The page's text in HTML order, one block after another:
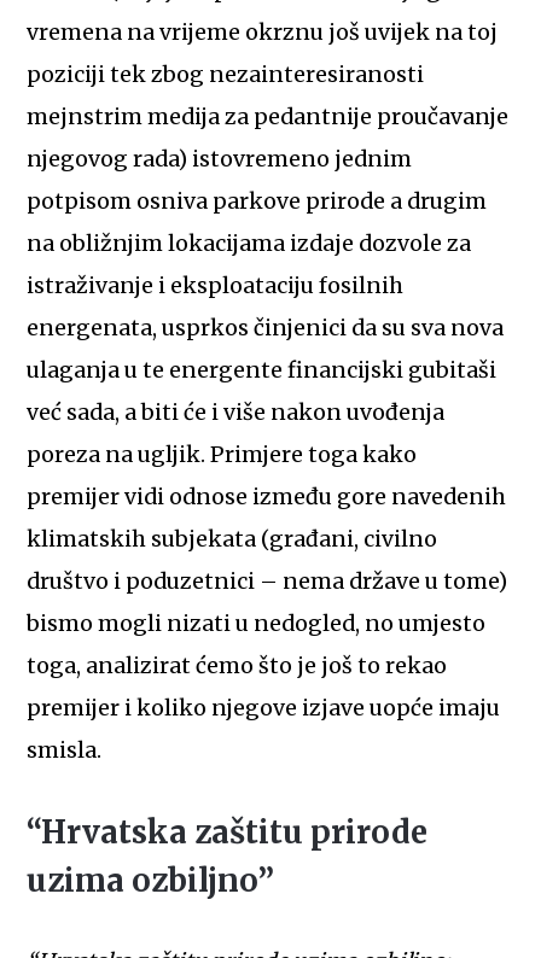
vremena na vrijeme okrznu još uvijek na toj
poziciji tek zbog nezainteresiranosti
mejnstrim medija za pedantnije proučavanje
njegovog rada) istovremeno jednim
potpisom osniva parkove prirode a drugim
na obližnjim lokacijama izdaje dozvole za
istraživanje i eksploataciju fosilnih
energenata, usprkos činjenici da su sva nova
ulaganja u te energente financijski gubitaši
već sada, a biti će i više nakon uvođenja
poreza na ugljik. Primjere toga kako
premijer vidi odnose između gore navedenih
klimatskih subjekata (građani, civilno
društvo i poduzetnici – nema države u tome)
bismo mogli nizati u nedogled, no umjesto
toga, analizirat ćemo što je još to rekao
premijer i koliko njegove izjave uopće imaju
smisla.
“Hrvatska zaštitu prirode
uzima ozbiljno”